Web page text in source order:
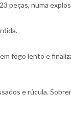
peças, numa
fogo lento e
e rúcula.